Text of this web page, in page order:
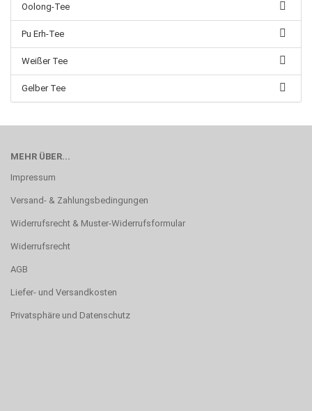
Oolong-Tee
Pu Erh-Tee
Weißer Tee
Gelber Tee
MEHR ÜBER...
Impressum
Versand- & Zahlungsbedingungen
Widerrufsrecht & Muster-Widerrufsformular
Widerrufsrecht
AGB
Liefer- und Versandkosten
Privatsphäre und Datenschutz